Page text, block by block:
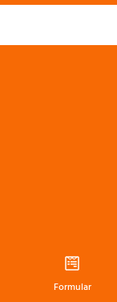
Formular